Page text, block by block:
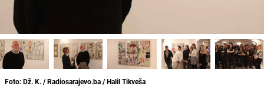
Foto: Dž. K. / Radiosarajevo.ba / Halil Tikveša